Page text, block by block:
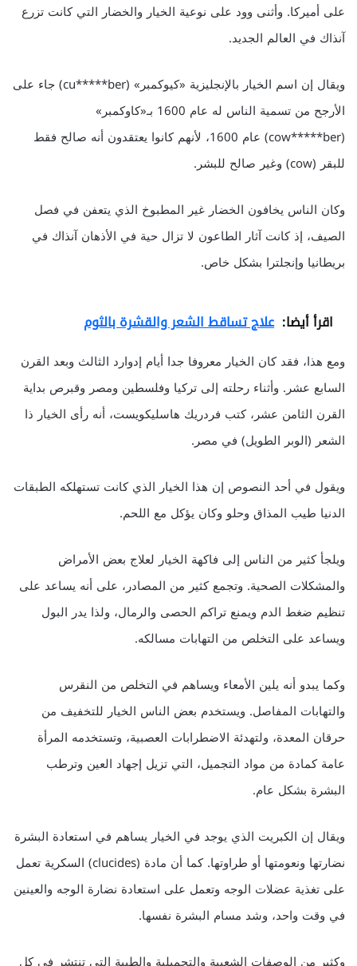
على أميركا. وأثنى وود على نوعية الخيار والخضار التي كانت تزرع
آنذاك في العالم الجديد.
ويقال إن اسم الخيار بالإنجليزية «كيوكمبر» (cu*****ber) جاء على
الأرجح من تسمية الناس له عام 1600 بـ«كاوكمبر»
(cow*****ber) عام 1600، لأنهم كانوا يعتقدون أنه صالح فقط
للبقر (cow) وغير صالح للبشر.
وكان الناس يخافون الخضار غير المطبوخ الذي يتعفن في فصل
الصيف، إذ كانت آثار الطاعون لا تزال حية في الأذهان آنذاك في
بريطانيا وإنجلترا بشكل خاص.
اقرأ أيضا: علاج تساقط الشعر والقشرة بالثوم
ومع هذا، فقد كان الخيار معروفا جدا أيام إدوارد الثالث وبعد القرن
السابع عشر. وأثناء رحلته إلى تركيا وفلسطين ومصر وقبرص بداية
القرن الثامن عشر، كتب فردريك هاسليكويست، أنه رأى الخيار ذا
الشعر (الوبر الطويل) في مصر.
ويقول في أحد النصوص إن هذا الخيار الذي كانت تستهلكه الطبقات
الدنيا طيب المذاق وحلو وكان يؤكل مع اللحم.
ويلجأ كثير من الناس إلى فاكهة الخيار لعلاج بعض الأمراض
والمشكلات الصحية. وتجمع كثير من المصادر، على أنه يساعد على
تنظيم ضغط الدم ويمنع تراكم الحصى والرمال، ولذا يدر البول
ويساعد على التخلص من التهابات مسالكه.
وكما يبدو أنه يلين الأمعاء ويساهم في التخلص من النقرس
والتهابات المفاصل. ويستخدم بعض الناس الخيار للتخفيف من
حرقان المعدة، ولتهدئة الاضطرابات العصبية، وتستخدمه المرأة
عامة كمادة من مواد التجميل، التي تزيل إجهاد العين وترطب
البشرة بشكل عام.
ويقال إن الكبريت الذي يوجد في الخيار يساهم في استعادة البشرة
نضارتها ونعومتها أو طراوتها. كما أن مادة (clucides) السكرية تعمل
على تغذية عضلات الوجه وتعمل على استعادة نضارة الوجه والعينين
في وقت واحد، وشد مسام البشرة نفسها.